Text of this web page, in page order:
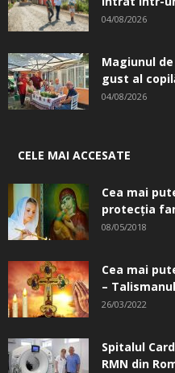
04/08/2026
Magiunul
gust al
04/08/2026
CELE MAI ACCESATE
Cea mai
protecția
08/05/2018
Cea mai
– Talismanul
26/03/2022
Spitalul
RMN din